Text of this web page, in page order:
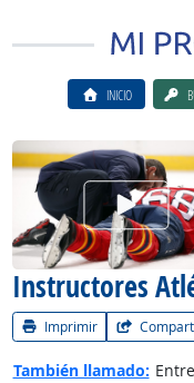
INICIO
Instructores
Imprimir
Ver el
También llamado: